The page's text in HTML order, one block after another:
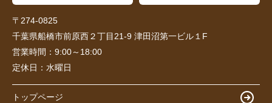
〒274-0825
千葉県船橋市前原西２丁目21-9 津田沼第一ビル１F
営業時間： 9:00～18:00
定休日： 水曜日
トップページ